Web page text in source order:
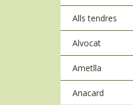
Alls tendres
Alvocat
Ametlla
Anacard